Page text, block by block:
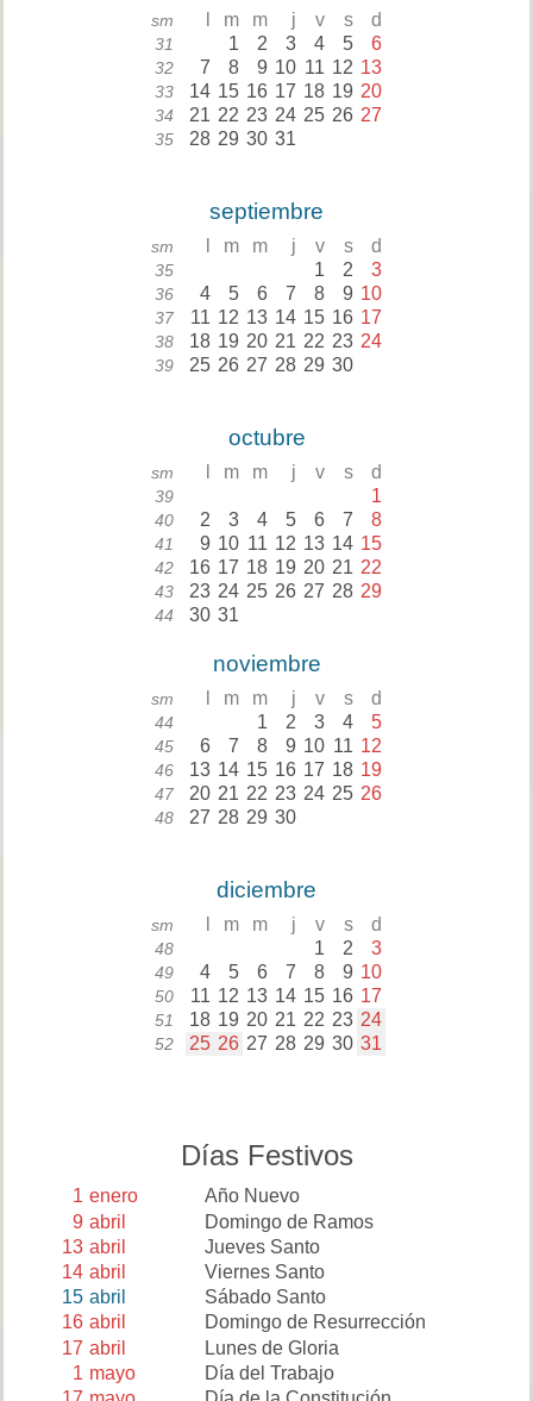
sm m m j v s d
31 1 2 3 4 5 6
32 7 8 9 10 11 12 13
33 14 15 16 17 18 19 20
34 21 22 23 24 25 26 27
35 28 29 30 31
septiembre
sm m m j v s d
35 1 2 3
36 4 5 6 7 8 9 10
37 11 12 13 14 15 16 17
38 18 19 20 21 22 23 24
39 25 26 27 28 29 30
octubre
sm m m j v s d
39 1
40 2 3 4 5 6 7 8
41 9 10 11 12 13 14 15
42 16 17 18 19 20 21 22
43 23 24 25 26 27 28 29
44 30 31
noviembre
sm m m j v s d
44 1 2 3 4 5
45 6 7 8 9 10 11 12
46 13 14 15 16 17 18 19
47 20 21 22 23 24 25 26
48 27 28 29 30
diciembre
sm m m j v s d
48 1 2 3
49 4 5 6 7 8 9 10
50 11 12 13 14 15 16 17
51 18 19 20 21 22 23 24
52 25 26 27 28 29 30 31
Días Festivos
1 enero
Año Nuevo
9 abril
Domingo de Ramos
13 abril
Jueves Santo
14 abril
Viernes Santo
15 abril
Sábado Santo
16 abril
Domingo de Resurrección
17 abril
Lunes de Gloria
1 mayo
Día del Trabajo